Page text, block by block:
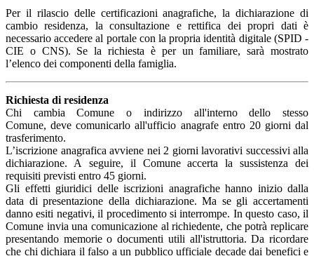
Per il rilascio delle certificazioni anagrafiche, la dichiarazione di
cambio residenza, la consultazione e rettifica dei propri dati è
necessario accedere al portale con la propria identità digitale (SPID -
CIE o CNS). Se la richiesta è per un familiare, sarà mostrato
l’elenco dei componenti della famiglia.
Richiesta di residenza
Chi cambia Comune o indirizzo all'interno dello stesso
Comune, deve comunicarlo all'ufficio anagrafe entro 20 giorni dal
trasferimento.
L’iscrizione anagrafica avviene nei 2 giorni lavorativi successivi alla
dichiarazione. A seguire, il Comune accerta la sussistenza dei
requisiti previsti entro 45 giorni.
Gli effetti giuridici delle iscrizioni anagrafiche hanno inizio dalla
data di presentazione della dichiarazione. Ma se gli accertamenti
danno esiti negativi, il procedimento si interrompe. In questo caso, il
Comune invia una comunicazione al richiedente, che potrà replicare
presentando memorie o documenti utili all'istruttoria. Da ricordare
che chi dichiara il falso a un pubblico ufficiale decade dai benefici e